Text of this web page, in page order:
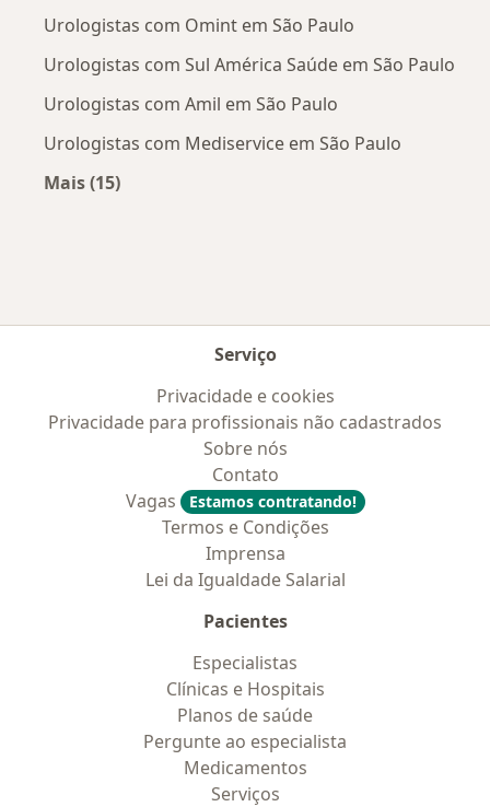
Urologistas com Omint em São Paulo
Urologistas com Sul América Saúde em São Paulo
Urologistas com Amil em São Paulo
Urologistas com Mediservice em São Paulo
Mais (15)
Serviço
Privacidade e cookies
Privacidade para profissionais não cadastrados
Sobre nós
Contato
Vagas
Estamos contratando!
Termos e Condições
Imprensa
Lei da Igualdade Salarial
Pacientes
Especialistas
Clínicas e Hospitais
Planos de saúde
Pergunte ao especialista
Medicamentos
Serviços